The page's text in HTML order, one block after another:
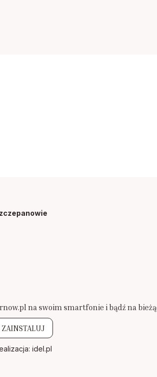
na swoim smartfonie i bądź na
ZAINSTALUJ
idel.pl